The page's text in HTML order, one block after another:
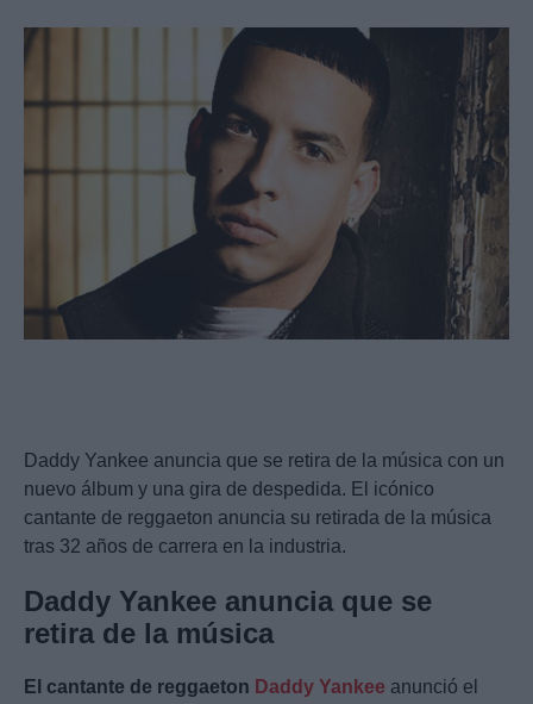
Daddy Yankee anuncia que se retira de la música con un
nuevo álbum y una gira de despedida. El icónico
cantante de reggaeton anuncia su retirada de la música
tras 32 años de carrera en la industria.
Daddy Yankee anuncia que se
retira de la música
El cantante de reggaeton Daddy Yankee anunció el